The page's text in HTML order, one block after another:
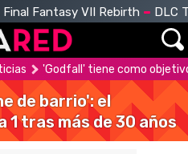
Final Fantasy VII Rebirth DLC
'Godfall' tiene como
de barrio': el
1 tras más de 30 años